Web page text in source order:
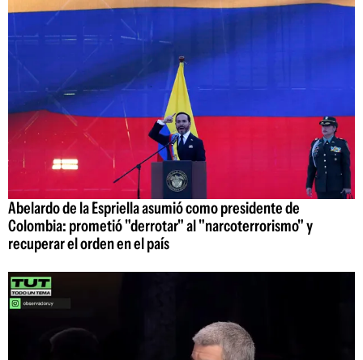
Abelardo de la Espriella asumió como presidente de
Colombia: prometió "derrotar" al "narcoterrorismo" y
recuperar el orden en el país